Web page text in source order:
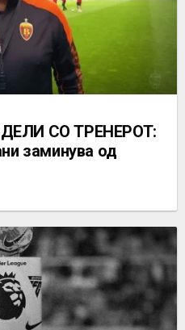
СО ТРЕНЕРОТ:
заминува од